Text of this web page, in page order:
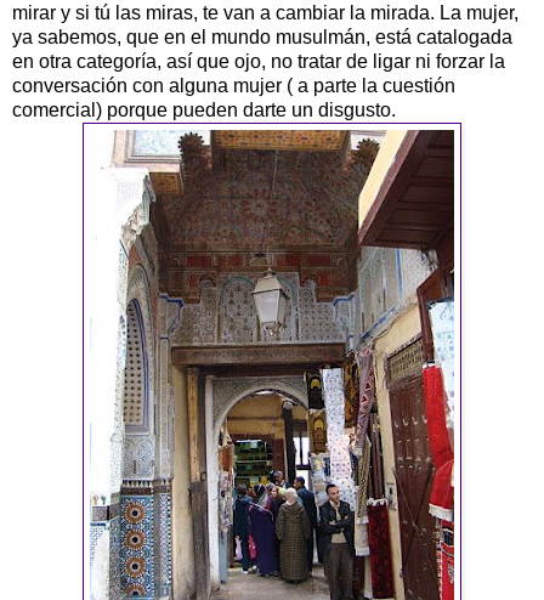
mirar y si tú las miras, te van a cambiar la mirada. La mujer,
ya sabemos, que en el mundo musulmán, está catalogada
en otra categoría, así que ojo, no tratar de ligar ni forzar la
conversación con alguna mujer ( a parte la cuestión
comercial) porque pueden darte un disgusto.